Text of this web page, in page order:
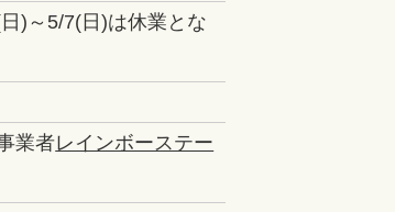
)～5/7(日)は休業とな
業者レインボーステー